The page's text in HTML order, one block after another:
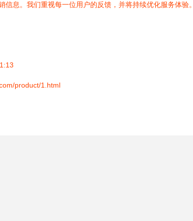
息。我们重视每一位用户的反馈，并将持续优化服务体验。
product/1.html